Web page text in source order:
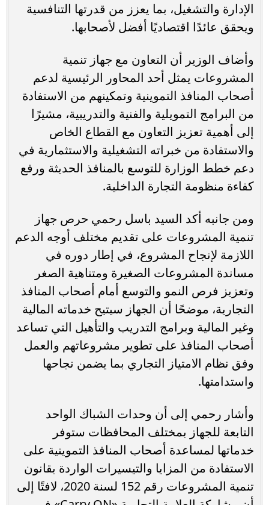
الإدارة والتشغيل، بما يعزز من قدرتها التنافسية
ويحقق عائدًا اقتصاديًا أفضل لأصحابها.
وأضاف الوزير أن التعاون مع جهاز تنمية
المشروعات يمثل أحد المحاور الرئيسية لدعم
أصحاب المنافذ التموينية وتمكينهم من الاستفادة
من البرامج التمويلية والفنية والتدريبية، مشيرًا
إلى أهمية تعزيز التعاون مع القطاع الخاص
والاستفادة من خبراته التشغيلية والاستثمارية في
دعم خطط الوزارة للتوسع بالمنافذ الحديثة ورفع
كفاءة منظومة التجارة الداخلية.
ومن جانبه أكد السيد باسل رحمي حرص جهاز
تنمية المشروعات على تقديم مختلف أوجه الدعم
اللازمة لإنجاح المشروع، في إطار دوره في
مساندة المشروعات الصغيرة ومتناهية الصغر
وتعزيز فرص النمو والتوسع أمام أصحاب المنافذ
التجارية، موضحًا أن الجهاز سيتيح خدماته المالية
وغير المالية وبرامج التدريب والتأهيل التي تساعد
أصحاب المنافذ على تطوير مشروعاتهم والعمل
وفق نظام الامتياز التجاري بما يضمن نجاحها
واستدامتها.
وأشار رحمي إلى أن وحدات الشباك الواحد
التابعة للجهاز بمختلف المحافظات ستوفر
خدماتها لمساعدة أصحاب المنافذ التموينية على
الاستفادة من المزايا والتيسيرات الواردة بقانون
تنمية المشروعات رقم 152 لسنة 2020، لافتًا إلى